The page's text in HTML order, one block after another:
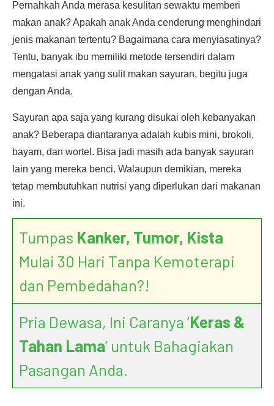
Pernahkah Anda merasa kesulitan sewaktu memberi
makan anak? Apakah anak Anda cenderung menghindari
jenis makanan tertentu? Bagaimana cara menyiasatinya?
Tentu, banyak ibu memiliki metode tersendiri dalam
mengatasi anak yang sulit makan sayuran, begitu juga
dengan Anda.
Sayuran apa saja yang kurang disukai oleh kebanyakan
anak? Beberapa diantaranya adalah kubis mini, brokoli,
bayam, dan wortel. Bisa jadi masih ada banyak sayuran
lain yang mereka benci. Walaupun demikian, mereka
tetap membutuhkan nutrisi yang diperlukan dari makanan
ini.
Tumpas Kanker, Tumor, Kista
Mulai 30 Hari Tanpa Kemoterapi
dan Pembedahan?!
Pria Dewasa, Ini Caranya ‘Keras &
Tahan Lama’ untuk Bahagiakan
Pasangan Anda.